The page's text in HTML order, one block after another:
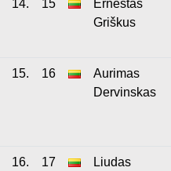
14. 15
Ernestas
Griškus
15. 16
Aurimas
Dervinskas
16. 17
Liudas